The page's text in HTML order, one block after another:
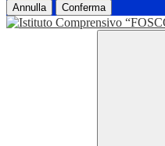
Annulla Conferma